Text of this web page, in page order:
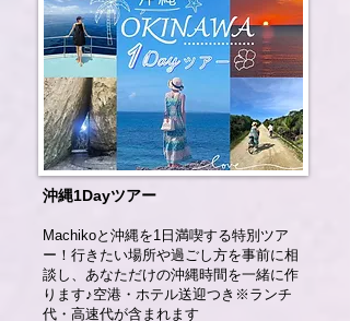
沖縄1Dayツアー
Machikoと沖縄を1日満喫する特別ツア
ー！行きたい場所や過ごし方を事前に相
談し、あなただけの沖縄時間を一緒に作
ります♪空港・ホテル送迎つき※ランチ
代・高速代が含まれます